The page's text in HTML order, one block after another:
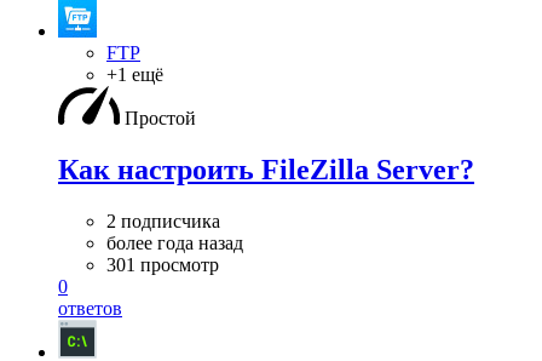
FTP
+1 ещё
Простой
Как настроить FileZilla Server?
2 подписчика
более года назад
301 просмотр
0
ответов